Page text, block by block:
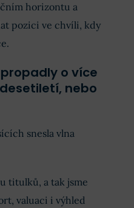
horizontu a
pozici ve chvíli, kdy
propadly o více
nebo
snesla vlna
titulků, a tak jsme
valuaci i výhled